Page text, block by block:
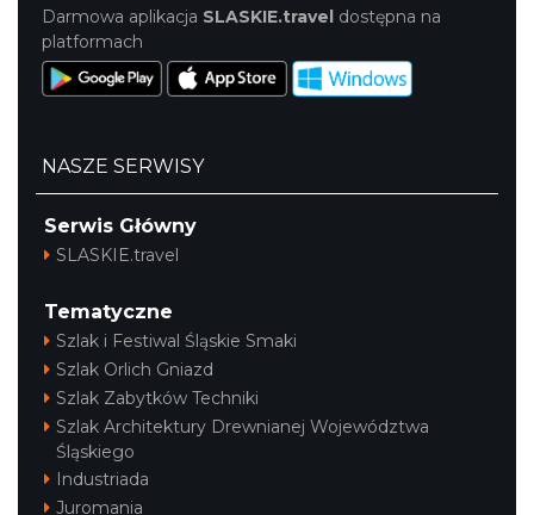
Darmowa aplikacja SLASKIE.travel dostępna na
platformach
NASZE SERWISY
Serwis Główny
SLASKIE.travel
Tematyczne
Szlak i Festiwal Śląskie Smaki
Szlak Orlich Gniazd
Szlak Zabytków Techniki
Szlak Architektury Drewnianej Województwa
Śląskiego
Industriada
Juromania